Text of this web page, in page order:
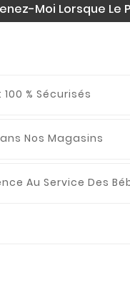
Moi Lorsque Le
100 % Sécurisés
Nos Magasins
Au Service Des